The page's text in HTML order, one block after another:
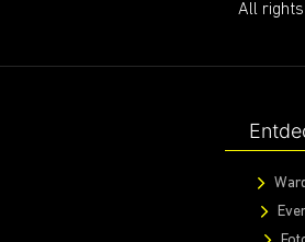
All